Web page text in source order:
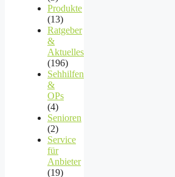
Produkte
(13)
Ratgeber
&
Aktuelles
(196)
Sehhilfen
&
OPs
(4)
Senioren
(2)
Service
für
Anbieter
(19)